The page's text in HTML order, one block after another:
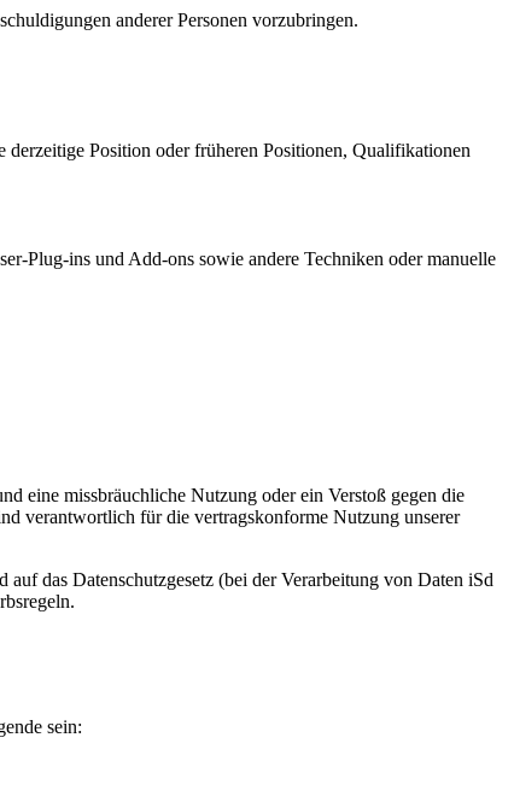
anderer Personen vorzubringen.
Position oder früheren Positionen, Qualifikationen
Plug-ins und Add-ons sowie andere Techniken oder manuelle
eine missbräuchliche Nutzung oder ein Verstoß gegen die
verantwortlich für die vertragskonforme Nutzung unserer
das Datenschutzgesetz (bei der Verarbeitung von Daten iSd
sein: